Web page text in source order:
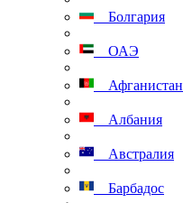
Болгария
ОАЭ
Афганистан
Албания
Австралия
Барбадос